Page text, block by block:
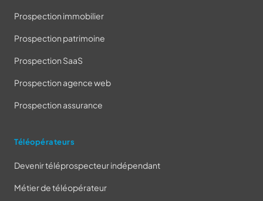
Prospection immobilier
Prospection patrimoine
Prospection SaaS
Prospection agence web
Prospection assurance
Téléopérateurs
Devenir téléprospecteur indépendant
Métier de téléopérateur